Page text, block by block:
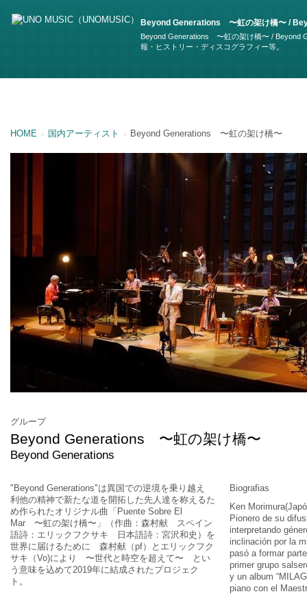
Beyond Generations 〜虹の架け橋〜 /
Beyond Generations 〜虹の架け橋〜 / Beyond
報・ヒストリー・ディスコグラフィー等。
HOME ＞ 国内アーティスト ＞ Beyond Generations 〜虹の架け橋〜
グループ
Beyond Generations 〜虹の架け橋〜
Beyond Generations
"Beyond Generations"は異国での逆境を乗り越え
利他の精神で新たな道を開拓した先人達を称えるた
め作られたオリジナル曲「Puente Sobre El
Mar 〜虹の架け橋〜」（作曲：森村献 スペイン
語詩：エリックフクサキ 日本語詩：宮沢和史）を
世界に届けるために 森村献（pf）とエリックフク
サキ（Vo)により 〜世代と時空を超えて〜 とい
う意味を込めて2019年に結成されたプロジェク
ト。
Biografias
Ken
Pionero de su
interpretando
inclinación por la
pasó a formar
primer grupo
y un album
piano con el